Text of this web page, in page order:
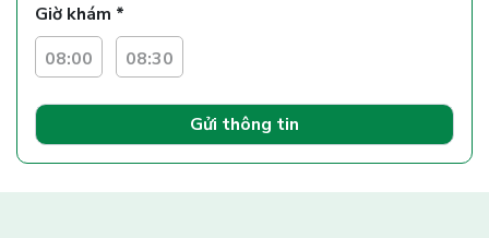
Giờ khám *
08:00
08:30
Gửi thông tin